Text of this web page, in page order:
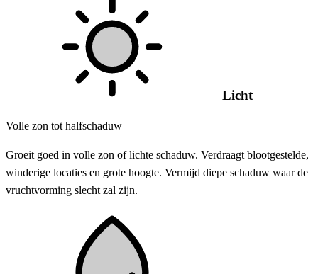
Licht
Volle zon tot halfschaduw
Groeit goed in volle zon of lichte schaduw. Verdraagt blootgestelde,
winderige locaties en grote hoogte. Vermijd diepe schaduw waar de
vruchtvorming slecht zal zijn.